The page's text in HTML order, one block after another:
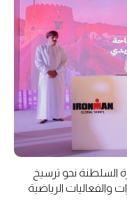
السلطنة نحو ترسيخ
والفعاليات الرياضية